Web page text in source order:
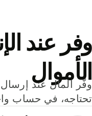
وفر عند
الأموال
تحتاجه، في حساب